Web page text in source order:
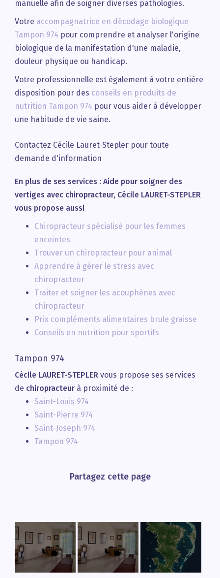
manuelle afin de soigner diverses pathologies.
Votre accompagnatrice en décodage biologique
Tampon 974 pour comprendre et analyser l'origine
biologique de la manifestation d'une maladie,
douleur physique ou handicap.
Votre professionnelle est également à votre entière
disposition pour des conseils en produits de
nutrition Tampon 974 pour vous aider à développer
une habitude de vie saine.
Contactez Cécile Lauret-Stepler pour toute
demande d'information
En plus de ses services : Aide pour soigner des
vertiges avec chiropracteur, Cécile LAURET-STEPLER
vous propose aussi
Chiropracteur spécialisé pour les femmes
enceintes
Trouver un chiropracteur pour animal
Apprendre à gérer le stress avec
chiropracteur
Traiter et soigner les acouphènes avec
chiropracteur
Prix compléments alimentaires brule graisse
Conseils en nutrition pour sportifs
Tampon 974
Cécile LAURET-STEPLER vous propose ses services
de chiropracteur à proximité de :
Saint-Louis 974
Saint-Pierre 974
Saint-Joseph 974
Tampon 974